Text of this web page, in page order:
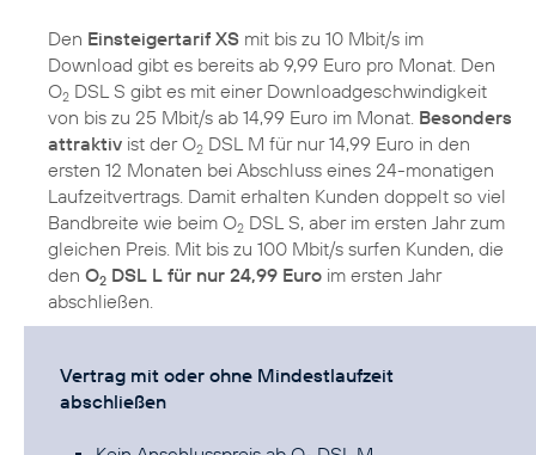
Den Einsteigertarif XS mit bis zu 10 Mbit/s im
Download gibt es bereits ab 9,99 Euro pro Monat. Den
O2 DSL S gibt es mit einer Downloadgeschwindigkeit
von bis zu 25 Mbit/s ab 14,99 Euro im Monat. Besonders
attraktiv ist der O2 DSL M für nur 14,99 Euro in den
ersten 12 Monaten bei Abschluss eines 24-monatigen
Laufzeitvertrags. Damit erhalten Kunden doppelt so viel
Bandbreite wie beim O2 DSL S, aber im ersten Jahr zum
gleichen Preis. Mit bis zu 100 Mbit/s surfen Kunden, die
den O2 DSL L für nur 24,99 Euro im ersten Jahr
abschließen.
Vertrag mit oder ohne Mindestlaufzeit
abschließen